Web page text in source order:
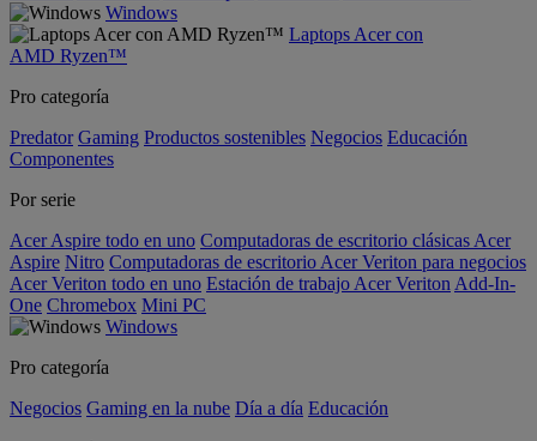
Windows
Laptops Acer con
AMD Ryzen™
Pro categoría
Predator Gaming Productos sostenibles Negocios Educación
Componentes
Por serie
Acer Aspire todo en uno Computadoras de escritorio clásicas Acer
Aspire Nitro Computadoras de escritorio Acer Veriton para negocios
Acer Veriton todo en uno Estación de trabajo Acer Veriton Add-In-
One Chromebox Mini PC
Windows
Pro categoría
Negocios Gaming en la nube Día a día Educación